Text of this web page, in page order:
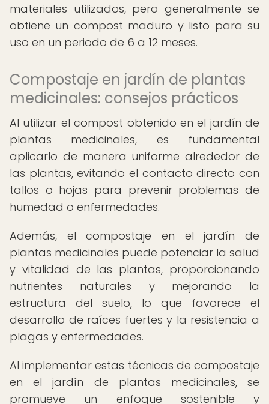
materiales utilizados, pero generalmente se
obtiene un compost maduro y listo para su
uso en un periodo de 6 a 12 meses.
Compostaje en jardín de plantas
medicinales: consejos prácticos
Al utilizar el compost obtenido en el jardín de
plantas medicinales, es fundamental
aplicarlo de manera uniforme alrededor de
las plantas, evitando el contacto directo con
tallos o hojas para prevenir problemas de
humedad o enfermedades.
Además, el compostaje en el jardín de
plantas medicinales puede potenciar la salud
y vitalidad de las plantas, proporcionando
nutrientes naturales y mejorando la
estructura del suelo, lo que favorece el
desarrollo de raíces fuertes y la resistencia a
plagas y enfermedades.
Al implementar estas técnicas de compostaje
en el jardín de plantas medicinales, se
promueve un enfoque sostenible y